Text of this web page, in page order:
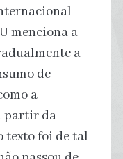
menciona a
a
de
a
partir da
texto foi de tal